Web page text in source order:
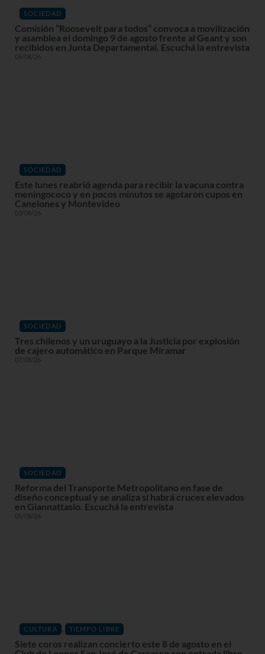
SOCIEDAD
Comisión “Roosevelt para todos” convoca a movilización
y asamblea el domingo 9 de agosto frente al Geant y son
recibidos en Junta Departamental. Escuchá la entrevista
05/08/26
SOCIEDAD
Este lunes reabrió agenda para recibir la vacuna contra
meningococo y en pocos minutos se agotaron cupos en
Canelones y Montevideo
03/08/26
SOCIEDAD
Tres chilenos y un uruguayo a la Justicia por explosión
de cajero automático en Parque Miramar
07/08/26
SOCIEDAD
Reforma del Transporte Metropolitano en fase de
diseño conceptual y se analiza si habrá cruces elevados
en Giannattasio. Escuchá la entrevista
05/08/26
CULTURA , TIEMPO LIBRE
Siete coros realizan concierto este 8 de agosto en el